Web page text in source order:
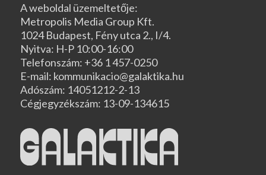
A weboldal üzemeltetője:
Metropolis Media Group Kft.
1024 Budapest, Fény utca 2., I/4.
Nyitva: H-P 10:00-16:00
Telefonszám: +36 1 457-0250
E-mail: kommunikacio@galaktika.hu
Adószám: 14051212-2-13
Cégjegyzékszám: 13-09-134615